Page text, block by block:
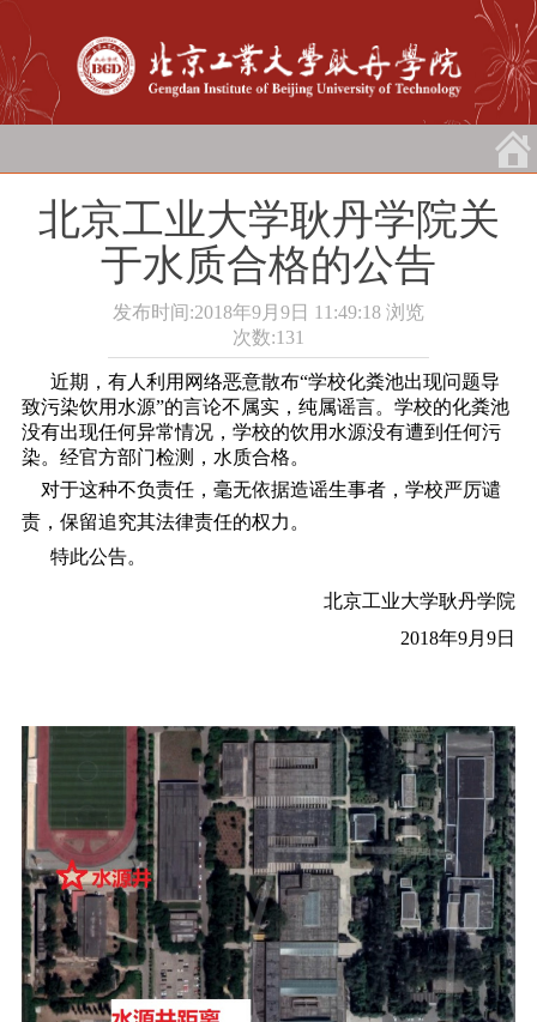
北京工业大学耿丹学院关
于水质合格的公告
发布时间:2018年9月9日 11:49:18 浏览
次数:131
近期，有人利用网络恶意散布“学校化粪池出现问题导
致污染饮用水源”的言论不属实，纯属谣言。学校的化粪池
没有出现任何异常情况，学校的饮用水源没有遭到任何污
染。经官方部门检测，水质合格。
对于这种不负责任，毫无依据造谣生事者，学校严厉谴
责，保留追究其法律责任的权力。
特此公告。
北京工业大学耿丹学院
2018年9月9日